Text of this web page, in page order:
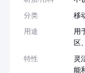
分类
移
用途
用
区
特性
灵
能